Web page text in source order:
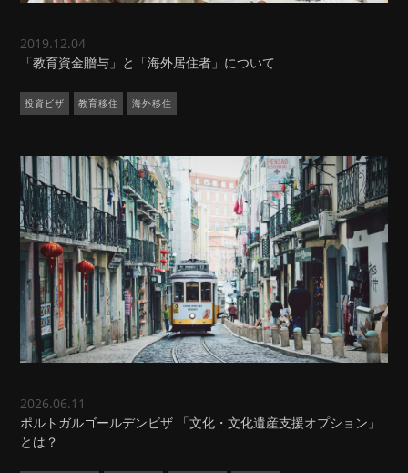
2019.12.04
「教育資金贈与」と「海外居住者」について
投資ビザ 教育移住 海外移住
2026.06.11
ポルトガルゴールデンビザ 「文化・文化遺産支援オプション」
とは？